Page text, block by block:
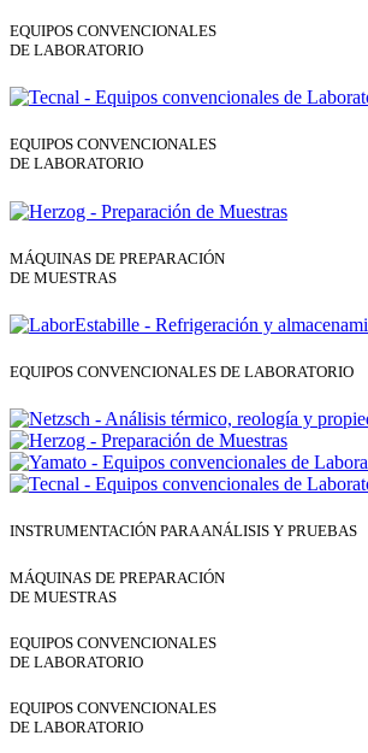
EQUIPOS CONVENCIONALES
DE LABORATORIO
EQUIPOS CONVENCIONALES
DE LABORATORIO
MÁQUINAS DE PREPARACIÓN
DE MUESTRAS
EQUIPOS CONVENCIONALES DE LABORATORIO
INSTRUMENTACIÓN PARA ANÁLISIS Y PRUEBAS
MÁQUINAS DE PREPARACIÓN
DE MUESTRAS
EQUIPOS CONVENCIONALES
DE LABORATORIO
EQUIPOS CONVENCIONALES
DE LABORATORIO